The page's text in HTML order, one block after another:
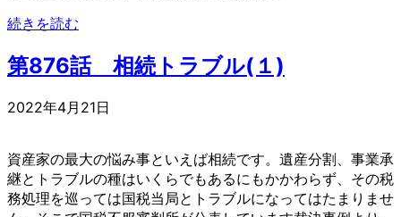
続きを読む
第876話 相続トラブル(１)
2022年4月21日
資産家の最大の悩み事といえば相続です。遺産分割、事業承
継とトラブルの種はいくらでもあるにもかかわらず、その税
務処理を巡っては国税当局とトラブルになってはたまりませ